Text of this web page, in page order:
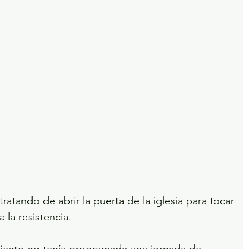
de abrir la puerta de la iglesia para tocar
la resistencia.